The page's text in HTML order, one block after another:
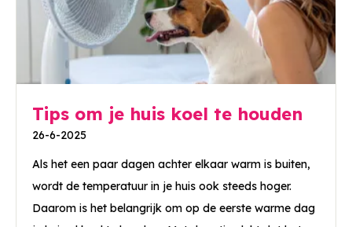
Tips om je huis koel te houden
26-6-2025
Als het een paar dagen achter elkaar warm is buiten,
wordt de temperatuur in je huis ook steeds hoger.
Daarom is het belangrijk om op de eerste warme dag